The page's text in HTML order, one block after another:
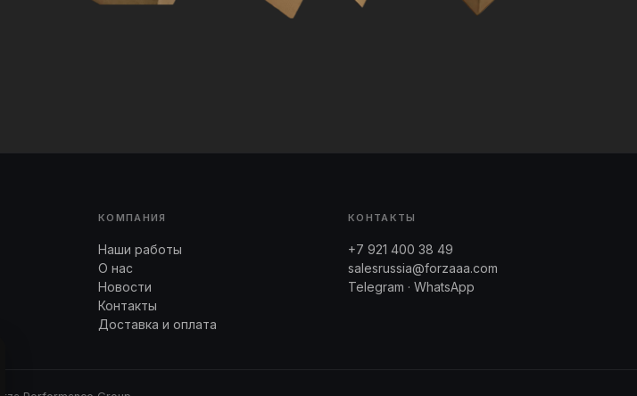
КОМПАНИЯ
Наши работы
О нас
Новости
Контакты
Доставка и оплата
КОНТАКТЫ
+7 921 400 38 49
salesrussia@forzaaa.com
Telegram · WhatsApp